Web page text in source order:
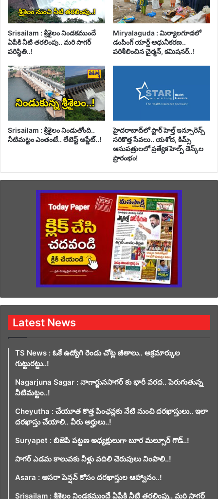
Srisailam : శ్రీశైలం నిండకముందే
ఏపీకి నీటి తరలింపు.. మరి సాగర్
పరిస్థితి..!
Miryalaguda : మిర్యాలగూడలో
డంపింగ్ యార్డ్ ఆధునీకరణ..
పరిశీలించిన చైర్మన్, కమిషనర్..!
Srisailam : శ్రీశైలం నిండుతోంది..
నీటిమట్టం ఎంతంటే.. లేటెస్ట్ అప్డేట్..!
హైదరాబాద్‌లో స్టార్ హెల్త్ ఇన్సూరెన్స్
సరికొత్త సేవలు.. యశోద, కిమ్స్
ఆసుపత్రులలో ప్రత్యేక హెల్ప్ డెస్క్‌ల
ప్రారంభం!
Latest News
TS News : ఓకే ఉద్యోగి రెండు చోట్ల జీతాలు.. అక్రమార్కుల
గుట్టురట్టు..!
Nagarjuna Sagar : నాగార్జునసాగర్ కు భారీ వరద.. పెరుగుతున్న
నీటిమట్టం..!
Cheyutha : చేయూత కొత్త పింఛన్లకు నేటి నుంచి దరఖాస్తులు.. ఇలా
దరఖాస్తు చేయాలి.. వీరు అర్హులు..!
Suryapet : బిజెపి పట్టణ అధ్యక్షులుగా బూర మల్సూర్ గౌడ్..!
సాగర్ ఎడమ కాలువకు నీళ్లు వదిలి చెరువులు నింపాలి..!
Asara : ఆసరా పెన్షన్ కోసం దరఖాస్తుల ఆహ్వానం..!
Srisailam : శ్రీశైలం నిండకముందే ఏపీకి నీటి తరలింపు.. మరి సాగర్